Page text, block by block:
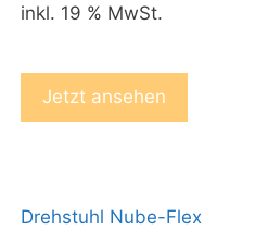
inkl. 19 % MwSt.
Jetzt ansehen
Drehstuhl Nube-Flex